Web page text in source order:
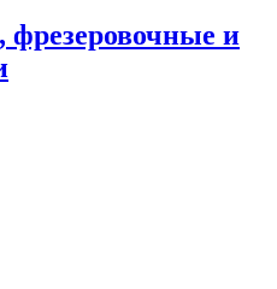
фрезеровочные и